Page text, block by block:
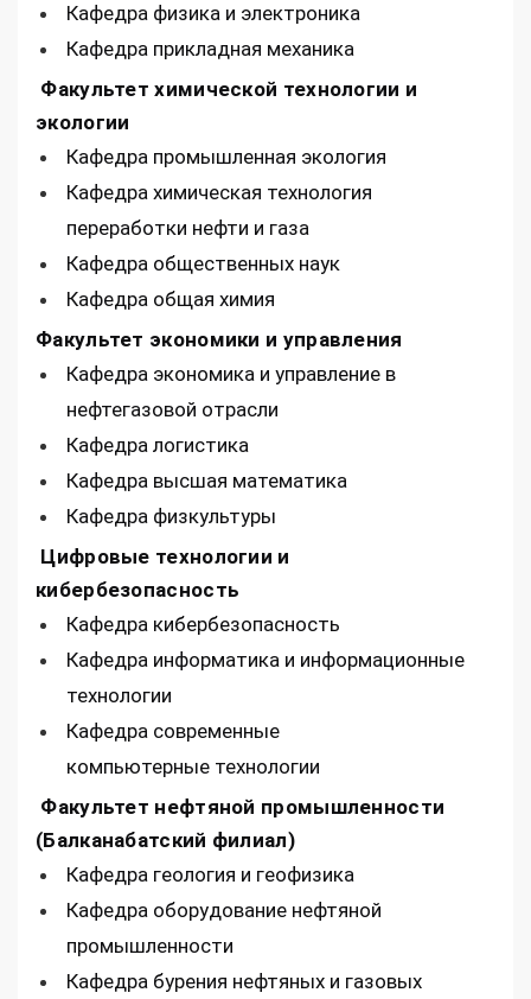
Кафедра физика и электроника
Кафедра прикладная механика
Факультет химической технологии и
экологии
Кафедра промышленная экология
Кафедра химическая технология
переработки нефти и газа
Кафедра общественных наук
Кафедра общая химия
Факультет экономики и управления
Кафедра экономика и управление в
нефтегазовой отрасли
Кафедра логистика
Кафедра высшая математика
Кафедра физкультуры
Цифровые технологии и
кибербезопасность
Кафедра кибербезопасность
Кафедра информатика и информационные
технологии
Кафедра современные
компьютерные технологии
Факультет нефтяной промышленности
(Балканабатский филиал)
Кафедра геология и геофизика
Кафедра оборудование нефтяной
промышленности
Кафедра бурения нефтяных и газовых